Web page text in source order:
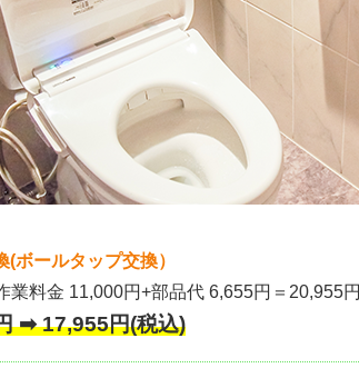
ボールタップ交換）
業料金 11,000円+部品代 6,655円＝20,955円
➡ 17,955円(税込)